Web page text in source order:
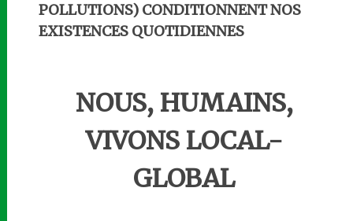
POLLUTIONS) CONDITIONNENT NOS
EXISTENCES QUOTIDIENNES
NOUS, HUMAINS,
VIVONS LOCAL-
GLOBAL